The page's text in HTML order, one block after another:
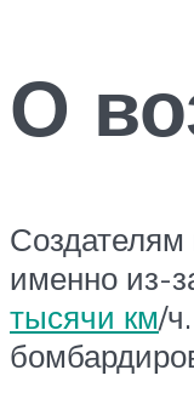
О
именно из-
тысячи км/